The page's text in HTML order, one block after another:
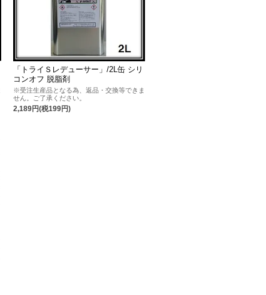
「トライＳレデューサー」/2L缶 シリ
コンオフ 脱脂剤
※受注生産品となる為、返品・交換等できま
せん。ご了承ください。
2,189円(税199円)